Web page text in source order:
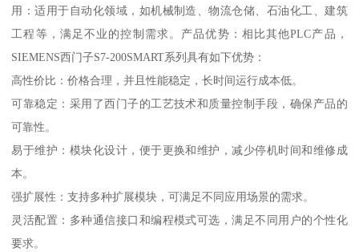
用：适用于自动化领域，如机械制造、物流仓储、石油化工、建筑
工程等，满足不业的控制需求。产品优势：相比其他PLC产品，
SIEMENS西门子S7-200SMART系列具有如下优势：
高性价比：价格合理，并且性能稳定，长时间运行成本低。
可靠稳定：采用了西门子的工艺技术和质量控制手段，确保产品的
可靠性。
易于维护：模块化设计，便于更换和维护，减少停机时间和维修成
本。
强扩展性：支持多种扩展模块，可满足不同应用场景的需求。
灵活配置：多种通信接口和编程模式可选，满足不同用户的个性化
要求。